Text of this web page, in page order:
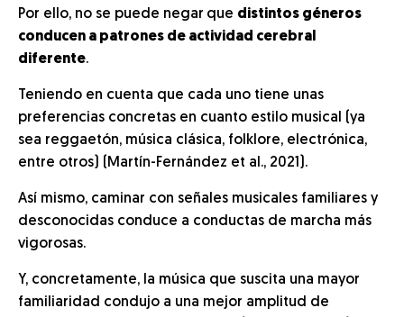
Por ello, no se puede negar que distintos géneros
conducen a patrones de actividad cerebral
diferente.
Teniendo en cuenta que cada uno tiene unas
preferencias concretas en cuanto estilo musical (ya
sea reggaetón, música clásica, folklore, electrónica,
entre otros) (Martín-Fernández et al., 2021).
Así mismo, caminar con señales musicales familiares y
desconocidas conduce a conductas de marcha más
vigorosas.
Y, concretamente, la música que suscita una mayor
familiaridad condujo a una mejor amplitud de